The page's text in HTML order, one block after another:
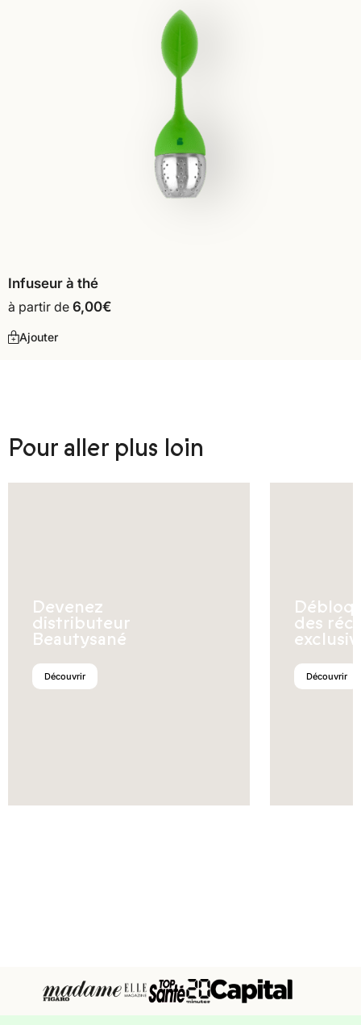
Infuseur à thé
à partir de 6,00€
Ajouter
Pour aller plus loin
Devenez
distributeur
Beautysané
Découvrir
des
Découvrir